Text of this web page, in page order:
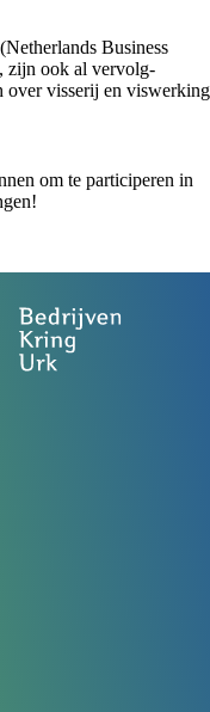
Business
zijn ook al vervolg-
over visserij en viswerking
om te participeren in